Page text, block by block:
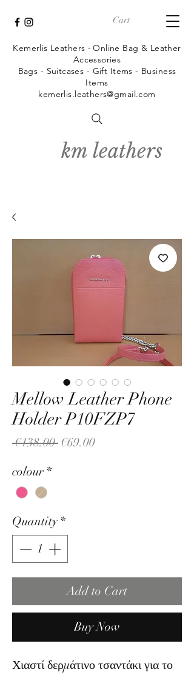
Cart
km leathers
Kemerlis Leathers - Online Bag & Leather
Accessories
Bags - Suitcases - Gift Items - Business
Items
kemerlis.leathers@gmail.com
Mellow Leather Phone
Holder P10FZP7
€138.00 Regular
€69.00Sale
colour *
Quantity *
Add to Cart
Buy Now
Χιαστί δερμάτινο τσαντάκι για το